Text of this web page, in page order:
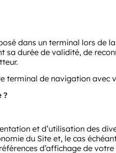
dans un terminal lors de
durée de validité, de
terminal de navigation
?
et d’utilisation des
du Site et, le cas
d’affichage de